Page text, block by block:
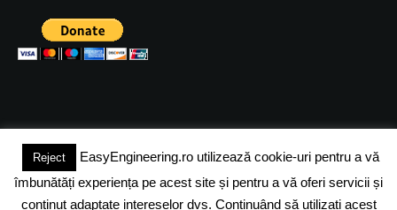
(c) 2024 - FineEngineeringMagazine. All rights reserved.
DESPRE NOI ADVERTISING JOBS DESPRE COOKIES
Reject
EasyEngineering.ro utilizează cookie-uri pentru a vă
îmbunătăți experiența pe acest site și pentru a vă oferi servicii și
conținut adaptate intereselor dvs. Continuând să utilizați acest